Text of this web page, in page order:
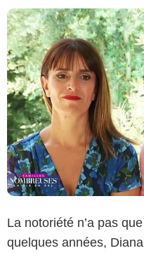
La notoriété n’a pas
quelques années,